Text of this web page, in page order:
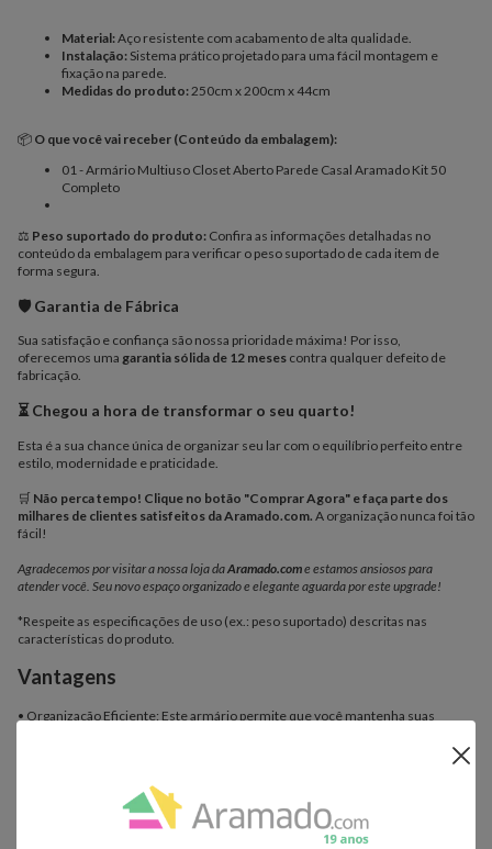
Material:Aço resistente com acabamento de alta qualidade.
Instalação: Sistema prático projetado para uma fácil montagem e
fixação na parede.
Medidas do produto:250cm x 200cm x 44cm
📦 O que você vai receber (Conteúdo da embalagem):
01 - Armário Multiuso Closet Aberto Parede Casal Aramado Kit 50
Completo
⚖️ Peso suportado do produto: Confira as informações detalhadas no
conteúdo da embalagem para verificar o peso suportado de cada item de
forma segura.
🛡️ Garantia de Fábrica
Sua satisfação e confiança são nossa prioridade máxima! Por isso,
oferecemos uma garantia sólida de 12 meses contra qualquer defeito de
fabricação.
⏳ Chegou a hora de transformar o seu quarto!
Esta é a sua chance única de organizar seu lar com o equilíbrio perfeito entre
estilo, modernidade e praticidade.
🛒 Não perca tempo! Clique no botão "Comprar Agora" e faça parte dos
milhares de clientes satisfeitos da Aramado.com. A organização nunca foi tão
fácil!
Agradecemos por visitar a nossa loja daAramado.come estamos ansiosos para
atender você. Seu novo espaço organizado e elegante aguarda por este upgrade!
*Respeite as especificações de uso (ex.: peso suportado) descritas nas
características do produto.
Vantagens
• Organização Eficiente: Este armário permite que você mantenha suas
economizar espaço no chão, sendo perfeito para ambientes com espaço
• Design Moderno: Seu design aramado estilo industrial confere um toque
moderno e elegante ao ambiente, complementando a decoração;